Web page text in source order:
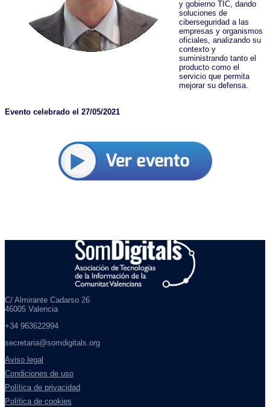
y gobierno TIC, dando
soluciones de
ciberseguridad a las
empresas y organismos
oficiales, analizando su
contexto y
suministrando tanto el
producto como el
servicio que permita
mejorar su defensa.
Evento celebrado el 27/05/2021
C/ Almirante Cadarso 26
46005 Valencia
+34 963622994
secretaria@somdigitals.org
Aviso legal
Condiciones de uso
Política de privacidad
Política de cookies